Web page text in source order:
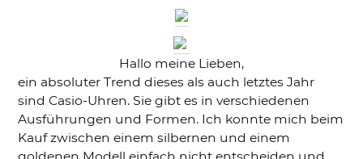
Hallo meine Lieben,
ein absoluter Trend dieses als auch letztes Jahr
sind Casio-Uhren. Sie gibt es in verschiedenen
Ausführungen und Formen. Ich konnte mich beim
Kauf zwischen einem silbernen und einem